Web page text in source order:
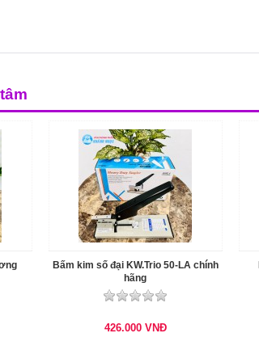
Bấm kim số đại KW.Trio 50-LA chính
hãng
426.000 VNĐ